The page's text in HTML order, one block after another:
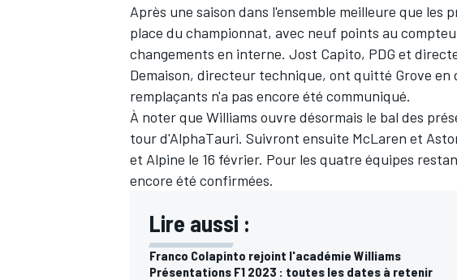
Après une saison dans l'ensemble meilleure que les
place du championnat, avec neuf points au
changements en interne. Jost Capito, PDG et
Demaison, directeur technique, ont quitté Grove en
remplaçants n'a pas encore été communiqué.
À noter que Williams ouvre désormais le bal des
tour d'AlphaTauri. Suivront ensuite McLaren et
et Alpine le 16 février. Pour les quatre équipes
encore été confirmées.
Lire aussi :
Franco Colapinto rejoint l'académie Williams
Présentations F1 2023 : toutes les dates à retenir